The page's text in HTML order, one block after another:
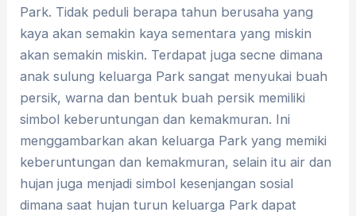
Park. Tidak peduli berapa tahun berusaha yang
kaya akan semakin kaya sementara yang miskin
akan semakin miskin. Terdapat juga secne dimana
anak sulung keluarga Park sangat menyukai buah
persik, warna dan bentuk buah persik memiliki
simbol keberuntungan dan kemakmuran. Ini
menggambarkan akan keluarga Park yang memiki
keberuntungan dan kemakmuran, selain itu air dan
hujan juga menjadi simbol kesenjangan sosial
dimana saat hujan turun keluarga Park dapat